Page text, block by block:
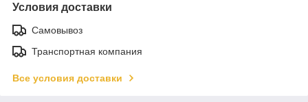
Условия доставки
Самовывоз
Транспортная компания
Все условия доставки